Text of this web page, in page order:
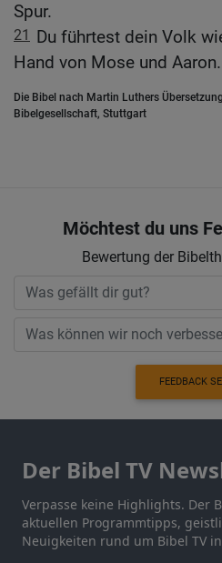
Spur.
21
Du führtest dein Volk
Hand von Mose und Aaron.
Die Bibel nach Martin Luthers
Bibelgesellschaft, Stuttgart
Möchtest du uns
Bewertung der
FEEDBACK
Der Bibel TV
Verpasse keine Highlights. Der
aktuellen Programmtipps,
Neuigkeiten rund um Bibel TV